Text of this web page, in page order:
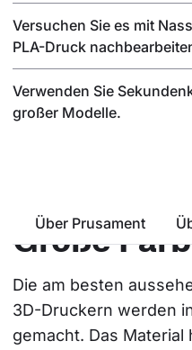
Über Prusament
Versuchen Sie es mit
PLA-Druck
Verwenden Sie
großer Modelle.
Große
Die am besten
3D-Druckern werden
gemacht. Das Material